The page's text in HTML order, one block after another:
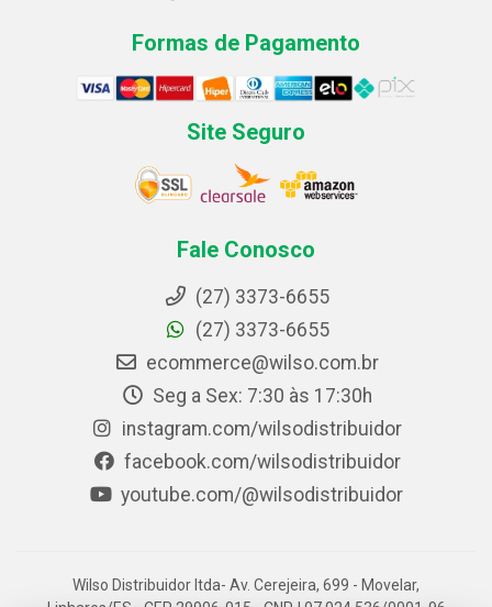
Formas de Pagamento
Site Seguro
Fale Conosco
(27) 3373-6655
(27) 3373-6655
ecommerce@wilso.com.br
Seg a Sex: 7:30 às 17:30h
instagram.com/wilsodistribuidor
facebook.com/wilsodistribuidor
youtube.com/@wilsodistribuidor
Wilso Distribuidor ltda- Av. Cerejeira, 699 - Movelar,